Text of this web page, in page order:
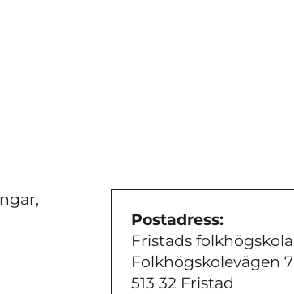
Postadress:
Fristads folkhögskola
Folkhögskolevägen 7
513 32 Fristad